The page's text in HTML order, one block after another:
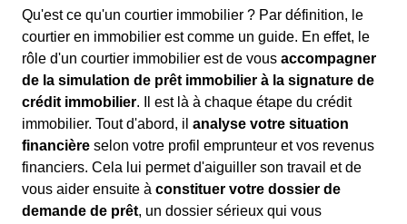
Qu'est ce qu'un courtier immobilier ? Par définition, le
courtier en immobilier est comme un guide. En effet, le
rôle d'un courtier immobilier est de vous accompagner
de la simulation de prêt immobilier à la signature de
crédit immobilier. Il est là à chaque étape du crédit
immobilier. Tout d'abord, il analyse votre situation
financière selon votre profil emprunteur et vos revenus
financiers. Cela lui permet d'aiguiller son travail et de
vous aider ensuite à constituer votre dossier de
demande de prêt, un dossier sérieux qui vous